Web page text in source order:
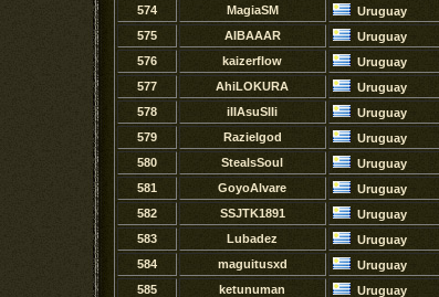
574
MagiaSM Uruguay
575
AIBAAAR Uruguay
576
kaizerflow Uruguay
577
AhiLOKURA Uruguay
578
iIIAsuSIIi Uruguay
579
Razielgod Uruguay
580
StealsSoul Uruguay
581
GoyoAlvare Uruguay
582
SSJTK1891 Uruguay
583
Lubadez Uruguay
584
maguitusxd Uruguay
585
ketunuman Uruguay